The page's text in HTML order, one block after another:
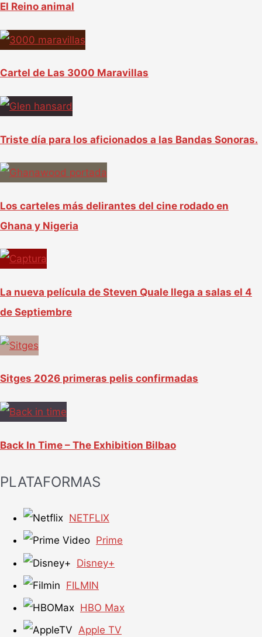
El Reino animal
Cartel de Las 3000 Maravillas
Triste día para los aficionados a las Bandas Sonoras.
Los carteles más delirantes del cine rodado en
Ghana y Nigeria
La nueva película de Steven Quale llega a salas el 4
de Septiembre
Sitges 2026 primeras pelis confirmadas
Back In Time – The Exhibition Bilbao
PLATAFORMAS
NETFLIX
Prime
Disney+
FILMIN
HBO Max
Apple TV